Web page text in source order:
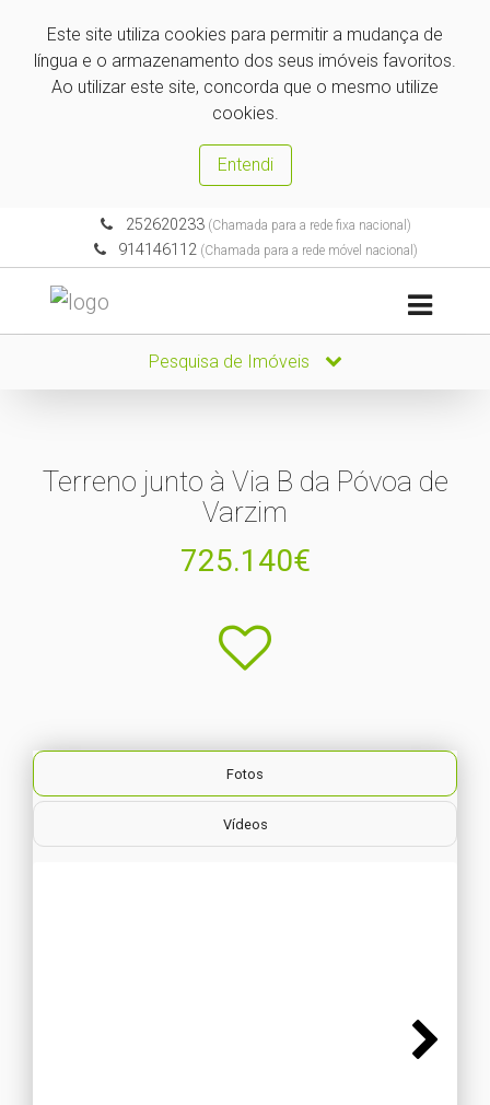
Este site utiliza cookies para permitir a mudança de
língua e o armazenamento dos seus imóveis favoritos.
Ao utilizar este site, concorda que o mesmo utilize
cookies.
Entendi
252620233(Chamada para a rede fixa nacional)
914146112 (Chamada para a rede móvel nacional)
Pesquisa de Imóveis
Terreno junto à Via B da Póvoa de
Varzim
725.140€
Fotos
Vídeos